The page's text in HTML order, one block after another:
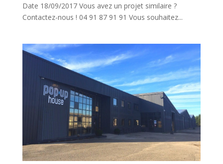
Date 18/09/2017 Vous avez un projet similaire ?
Contactez-nous ! 04 91 87 91 91 Vous souhaitez...